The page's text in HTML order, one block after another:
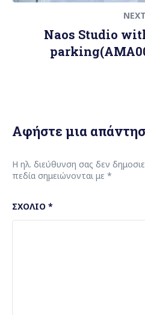
NEXT
Naos Studio
Αφήστε μια
Η ηλ. διεύθυνση σας δεν
πεδία σημειώνονται με *
ΣΧΌΛΙΟ *